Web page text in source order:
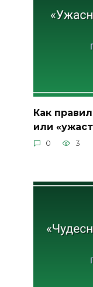
Как
или
0 3